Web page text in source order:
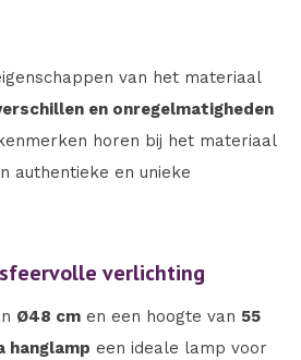
van het materiaal
en onregelmatigheden
horen bij het materiaal
authentieke en unieke
verlichting
Ø48 cm en een hoogte van 55
hanglamp een ideale lamp voor